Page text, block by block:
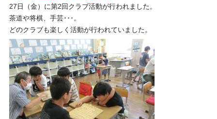
27日（金）に第2回クラブ活動が行われました。
茶道や将棋、手芸･･･。
どのクラブも楽しく活動が行われていました。